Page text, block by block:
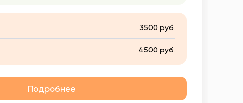
3500 руб.
4500 руб.
Подробнее